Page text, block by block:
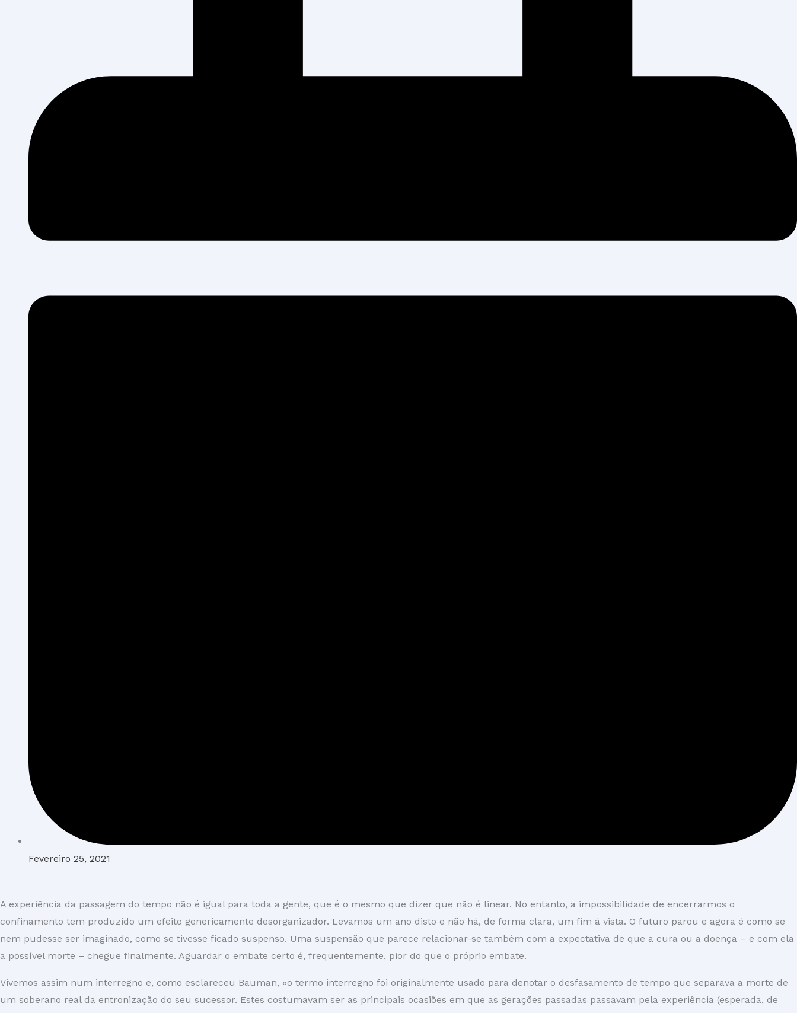
Fevereiro 25, 2021
A experiência da passagem do tempo não é igual para toda a gente, que é o mesmo que dizer que não é linear. No entanto, a impossibilidade de encerrarmos o
confinamento tem produzido um efeito genericamente desorganizador. Levamos um ano disto e não há, de forma clara, um fim à vista. O futuro parou e agora é como se
nem pudesse ser imaginado, como se tivesse ficado suspenso. Uma suspensão que parece relacionar-se também com a expectativa de que a cura ou a doença – e com ela
a possível morte – chegue finalmente. Aguardar o embate certo é, frequentemente, pior do que o próprio embate.
Vivemos assim num interregno e, como esclareceu Bauman, «o termo interregno foi originalmente usado para denotar o desfasamento de tempo que separava a morte de
um soberano real da entronização do seu sucessor. Estes costumavam ser as principais ocasiões em que as gerações passadas passavam pela experiência (esperada, de